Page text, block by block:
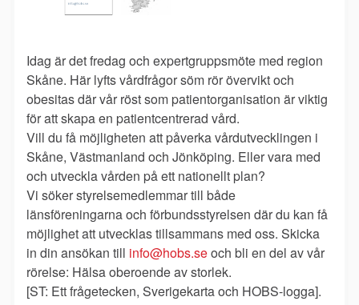
Idag är det fredag och expertgruppsmöte med region
Skåne. Här lyfts vårdfrågor söm rör övervikt och
obesitas där vår röst som patientorganisation är viktig
för att skapa en patientcentrerad vård.
Vill du få möjligheten att påverka vårdutvecklingen i
Skåne, Västmanland och Jönköping. Eller vara med
och utveckla vården på ett nationellt plan?
Vi söker styrelsemedlemmar till både
länsföreningarna och förbundsstyrelsen där du kan få
möjlighet att utvecklas tillsammans med oss. Skicka
in din ansökan till info@hobs.seoch bli en del av vår
rörelse: Hälsa oberoende av storlek.
[ST: Ett frågetecken, Sverigekarta och HOBS-logga].